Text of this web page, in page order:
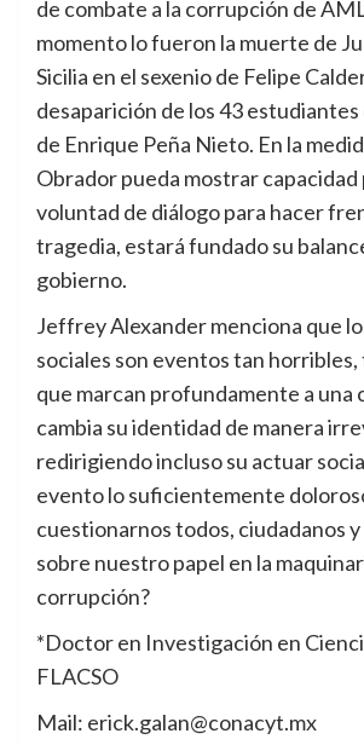
de combate a la corrupción de
momento lo fueron la muerte de
Sicilia en el sexenio de Felipe
desaparición de los 43
de Enrique Peña Nieto. En la
Obrador pueda mostrar capacidad
voluntad de diálogo para hacer
tragedia, estará fundado su
gobierno.
Jeffrey Alexander menciona que
sociales son eventos tan
que marcan profundamente a una
cambia su identidad de manera
redirigiendo incluso su actuar
evento lo suficientemente
cuestionarnos todos, ciudadanos
sobre nuestro papel en la
corrupción?
*Doctor en Investigación en
FLACSO
Mail: erick.galan@conacyt.mx